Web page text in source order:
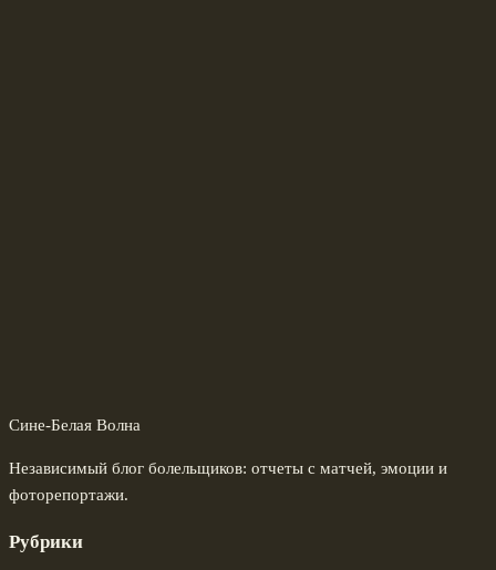
Сине-Белая Волна
Независимый блог болельщиков: отчеты с матчей, эмоции и
фоторепортажи.
Рубрики